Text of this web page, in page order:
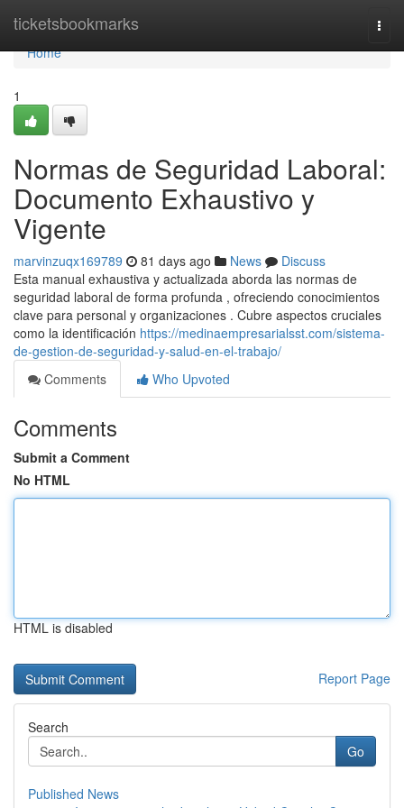
ticketsbookmarks
Home
Home
1
Normas de Seguridad Laboral:
Documento Exhaustivo y
Vigente
marvinzuqx169789 81 days ago News
Discuss
Esta manual exhaustiva y actualizada aborda las normas de
seguridad laboral de forma profunda , ofreciendo conocimientos
clave para personal y organizaciones . Cubre aspectos cruciales
como la identificación https://medinaempresarialsst.com/sistema-
de-gestion-de-seguridad-y-salud-en-el-trabajo/
Comments
Who Upvoted
Comments
Submit a Comment
No HTML
HTML is disabled
Report Page
Search
Go
Published News